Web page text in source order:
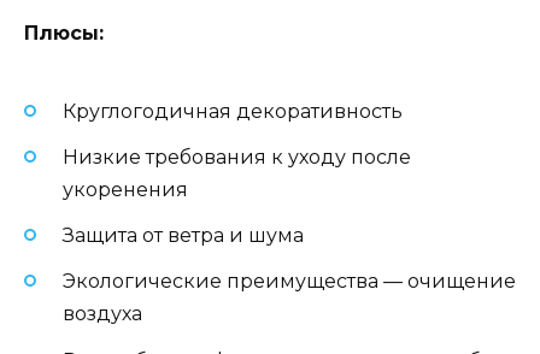
Плюсы:
Круглогодичная декоративность
Низкие требования к уходу после
укоренения
Защита от ветра и шума
Экологические преимущества — очищение
воздуха